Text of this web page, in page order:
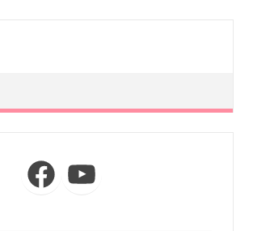
FacebookYouTube